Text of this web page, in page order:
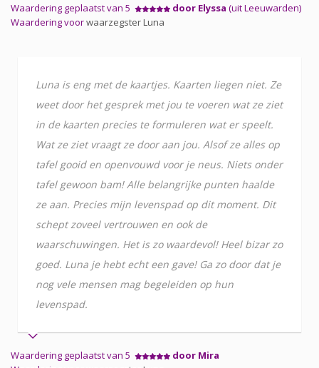
Waardering geplaatst van 5 door Elyssa (uit Leeuwarden)
Waardering voorwaarzegster Luna
Luna is eng met de kaartjes. Kaarten liegen niet. Ze
weet door het gesprek met jou te voeren wat ze ziet
in de kaarten precies te formuleren wat er speelt.
Wat ze ziet vraagt ze door aan jou. Alsof ze alles op
tafel gooid en openvouwd voor je neus. Niets onder
tafel gewoon bam! Alle belangrijke punten haalde
ze aan. Precies mijn levenspad op dit moment. Dit
schept zoveel vertrouwen en ook de
waarschuwingen. Het is zo waardevol! Heel bizar zo
goed. Luna je hebt echt een gave! Ga zo door dat je
nog vele mensen mag begeleiden op hun
levenspad.
Waardering geplaatst van 5
door Mira